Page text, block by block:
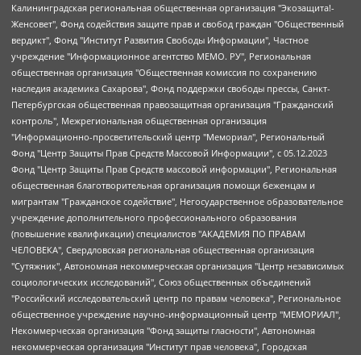
Калининградская региональная общественная организация "Экозащита!-Женсовет", Фонд содействия защите прав и свобод граждан "Общественный вердикт", Фонд "Институт Развития Свободы Информации", Частное учреждение "Информационное агентство МЕМО. РУ", Региональная общественная организация "Общественная комиссия по сохранению наследия академика Сахарова", Фонд поддержки свободы прессы, Санкт-Петербургская общественная правозащитная организация "Гражданский контроль", Межрегиональная общественная организация "Информационно-просветительский центр "Мемориал", Региональный Фонд "Центр Защиты Прав Средств Массовой Информации", с 05.12.2023 Фонд "Центр Защиты Прав Средств массовой информации", Региональная общественная благотворительная организация помощи беженцам и мигрантам "Гражданское содействие", Негосударственное образовательное учреждение дополнительного профессионального образования (повышение квалификации) специалистов "АКАДЕМИЯ ПО ПРАВАМ ЧЕЛОВЕКА", Свердловская региональная общественная организация "Сутяжник", Автономная некоммерческая организация "Центр независимых социологических исследований", Союз общественных объединений "Российский исследовательский центр по правам человека", Региональное общественное учреждение научно-информационный центр "МЕМОРИАЛ", Некоммерческая организация "Фонд защиты гласности", Автономная некоммерческая организация "Институт прав человека", Городская общественная организация "Екатеринбургское общество "МЕМОРИАЛ", Городская общественная организация "Рязанское историко-просветительское и правозащитное общество "Мемориал" (Рязанский Мемориал), Челябинский региональный орган общественной самодеятельности – женское общественное объединение "Женщины Евразии", Челябинский региональный орган общественной самодеятельности "Уральская правозащитная группа", Фонд содействия защите здоровья и социальной справедливости имени Андрея Рылькова, Автономная Некоммерческая Организация "Аналитический Центр Юрия Левады", Автономная некоммерческая организация социальной поддержки населения "Проект Апрель", Региональная общественная организация помощи женщинам и детям, находящимся в кризисной ситуации "Информационно-методический центр "Анна", Фонд содействия развитию массовых коммуникаций и правовому просвещению "Так-так-Так", Фонд содействия устойчивому развитию "Серебряная тайга", Свердловский региональный общественный фонд социальных проектов "Новое время", "Idel.Реалии", Кавказ.Реалии, Крым.Реалии, Телеканал Настоящее Время, Татаро-башкирская служба Радио Свобода (Azatliq Radiosi), Радио Свободная Европа/Радио Свобода (PCE/PC), "Сибирь.Реалии", "Фактограф", Благотворительный фонд помощи осужденным и их семьям, Автономная некоммерческая организация "Институт глобализации и социальных движений", Фонд "В защиту прав заключенных", Частное учреждение "Центр поддержки и содействия развитию средств массовой информации", Пензенский региональный общественный благотворительный фонд "Гражданский союз", "Север.Реалии", Некоммерческая организация Фонд "Правовая инициатива", Общество с ограниченной ответственностью "Радио Свободная Европа/Радио Свобода", Чешское информационное агентство "MEDIUM-ORIENT", Красноярская региональная общественная организация "Мы против СПИДа", Камалягин Денис Николаевич, Маркелов Сергей Евгеньевич, Пономарев Лев Александрович, Савицкая Людмила Алексеевна, Автономная некоммерческая организация "Центр по работе с проблемой насилия "НАСИЛИЮ.НЕТ", Межрегиональный профессиональный союз работников здравоохранения "Альянс врачей", Юридическое лицо, зарегистрированное в Латвийской Республике, SIA "Medusa Project" (регистрационный номер 40103797863, дата регистрации 10.06.2014), Некоммерческая организация "Фонд по борьбе с коррупцией", Автономная некоммерческая организация "Институт права и публичной политики", Баданин Роман Сергеевич, Гликин Максим Александрович, Железнова Мария Михайловна, Лукьянова Юлия Сергеевна, Маетная Елизавета Витальевна, Маняхин Петр Борисович, Чуракова Ольга Владимировна, Ярош Юлия Петровна, Юридическое лицо "The Insider SIA", зарегистрированное в Риге, Латвийская Республика (дата регистрации 26.06.2015), являющееся администратором доменного имени интернет-издания "The Insider SIA", https://theins.ru, Постернак Алексей Евгеньевич, Рубин Михаил Аркадьевич, Анин Роман Александрович, Юридическое лицо Istories fonds, зарегистрированное в Латвийской Республике (регистрационный номер 50008295751, дата регистрации 24.02.2020), Великовский Дмитрий Александрович, Долинина Ирина Николаевна, Мароховская Алеся Алексеевна, Шлейнов Роман Юрьевич, Шмагун Олеся Валентиновна, Общество с ограниченной ответственностью "Альтаир 2021", Общество с ограниченной ответственностью "Вега 2021", Общество с ограниченной ответственностью "Главный редактор 2021", Общество с ограниченной ответственностью "Ромашки монолит", Важенков Артем Валерьевич, Ивановская областная общественная организация "Центр гендерных исследований", Гурман Юрий Альбертович, Медиапроект "ОВД-Инфо", Егоров Владимир Владимирович, Жилинский Владимир Александрович, Общество с ограниченной ответственностью "ЗП", Иванова София Юрьевна, Карезина Инна Павловна, Кильтау Екатерина Викторовна, Петров Алексей Викторович, Пискунов Сергей Евгеньевич, Смирнов Сергей Сергеевич, Тихонов Михаил Сергеевич, Общество с ограниченной ответственностью "ЖУРНАЛИСТ-ИНОСТРАННЫЙ АГЕНТ", Арапова Галина Юрьевна, Вольтская Татьяна Анатольевна, Американская компания "Mason G.E.S. Anonymous Foundation" (США), являющаяся владельцем интернет-издания https://mnews.world/, Компания "Stichting Bellingcat", зарегистрированная в Нидерландах (дата регистрации 11.07.2018), Захаров Андрей Вячеславович, Клепиковская Екатерина Дмитриевна, Общество с ограниченной ответственностью "МЕМО", Перл Роман Александрович, Симонов Евгений Алексеевич, Соловьева Елена Анатольевна, Сотников Даниил Владимирович, Сурначева Елизавета Дмитриевна, Автономная некоммерческая организация по защите прав человека и информированию населения "Якутия – Наше Мнение", Общество с ограниченной ответственностью "Москоу диджитал медиа", с 26.01.2023 Общество с ограниченной ответственностью "Чайка Белые сады", Ветошкина Валерия Валерьевна, Заговора Максим Александрович, Межрегиональное общественное движение "Российская ЛГБТ - сеть", Оленичев Максим Владимирович, Павлов Иван Юрьевич, Скворцова Елена Сергеевна, Общество с ограниченной ответственностью "Как бы инагент", Кочетков Игорь Викторович, Общество с ограниченной ответственностью "Честные выборы", Еланчик Олег Александрович, Общество с ограниченной ответственностью "Нобелевский призыв", Гималова Регина Эмилевна, Григорьев Андрей Валерьевич, Григорьева Алина Александровна, Ассоциация по содействию защите прав призывников, альтернативнослужащих и военнослужащих "Правозащитная группа "Гражданин.Армия.Право", Хисамова Регина Фаритовна, Автономная некоммерческая организация по реализации социально-правовых программ "Лилит", Дальневосточное общественное движение "Маяк", Санкт-Петербургская ЛГБТ-инициативная группа "Выход", Инициативная группа ЛГБТ+ "Реверс", Алексеев Андрей Викторович, Бекбулатова Таисия Львовна, Беляев Иван Михайлович, Владыкина Елена Сергеевна, Гельман Марат Александрович, Никульшина Вероника Юрьевна, Толоконникова Надежда Андреевна, Шендерович Виктор Анатольевич, Общество с ограниченной ответственностью "Данное сообщение", Общество с ограниченной ответственностью Издательский дом "Новая глава", Айнбиндер Александра Александровна, Московский комьюнити-центр для ЛГБТ+инициатив, Благотворительный фонд развития филантропии, Deutsche Welle (Германия, Kurt-Schumacher-Strasse 3, 53113 Bonn), Борзунова Мария Михайловна, Воробьев Виктор Викторович, Голубева Анна Львовна, Константинова Алла Михайловна, Малкова Ирина Владимировна, Мурадов Мурад Абдулгалимович, Осетинская Елизавета Николаевна, Понасенков Евгений Николаевич, Ганапольский Матвей Юрьевич, Киселев Евгений Алексеевич, Борухович Ирина Григорьевна, Дремин Иван Тимофеевич, Дубровский Дмитрий Викторович, Красноярская региональная общественная организация поддержки и развития альтернативных образовательных технологий и межкультурных коммуникаций "ИНТЕРРА", Маяковская Екатерина Алексеевна, Фейгин Марк Захарович, Филимонов Андрей Викторович, Дзугкоева Регина Николаевна, Доброхотов Роман Александрович, Дудь Юрий Александрович, Елкин Сергей Владимирович, Кругликов Кирилл Игоревич, Сабунаева Мария Леонидовна, Семенов Алексей Владимирович, Шаинян Карен Багратович, Шульман Екатерина Михайловна, Асафьев Артур Валерьевич, Вахштайн Виктор Семенович, Венедиктов Алексей Алексеевич, Лушникова Екатерина Евгеньевна, Волков Леонид Михайлович, Невзоров Александр Глебович, Пархоменко Сергей Борисович, Сироткин Ярослав Николаевич, Кара-Мурза Владимир Владимирович, Баранова Наталья Владимировна, Гозман Леонид Яковлевич, Кагарлицкий Борис Юльевич, Климарев Михаил Валерьевич, Милов Владимир Станиславович, Автономная некоммерческая организация Краснодарский центр современного искусства "Типография", Моргенштерн Алишер Тагирович, Соболь Любовь Эдуардовна, Общество с ограниченной ответственностью "ЛИЗА НОРМ", Каспаров Гарри Кимович, Ходорковский Михаил Борисович, Общество с ограниченной ответственностью "Апрельские тезисы", Данилович Ирина Брониславовна, Кашин Олег Владимирович, Петров Николай Владимирович, Пивоваров Алексей Владимирович, Соколов Михаил Владимирович, Цветкова Юлия Владимировна, Чичваркин Евгений Александрович, Комитет против пыток/Команда против пыток, Общество с ограниченной ответственностью "Первый научный", Общество с ограниченной ответственностью "Вертолет и ко", Белоцерковская Вероника Борисовна, Кац Максим Евгеньевич, Лазарева Татьяна Юрьевна, Шаведдинов Руслан Табризович, Яшин Илья Валерьевич, Общество с ограниченной ответственностью "Иноагент ААВ", Алешковский Дмитрий Петрович, Альбац Евгения Марковна, Быков Дмитрий Львович, Галямина Юлия Евгеньевна, Лойко Сергей Леонидович, Мартынов Кирилл Константинович, Медведев Сергей Александрович, Крашенинников Федор Геннадиевич, Гордеева Катерина Вл